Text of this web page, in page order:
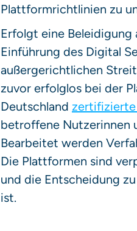
Plattformrichtlinien zu
Erfolgt eine
Einführung des Digital
außergerichtlichen
zuvor erfolglos bei der
Deutschland zertifizierte
betroffene Nutzerinnen
Bearbeitet werden
Die Plattformen sind
und die Entscheidung
ist.